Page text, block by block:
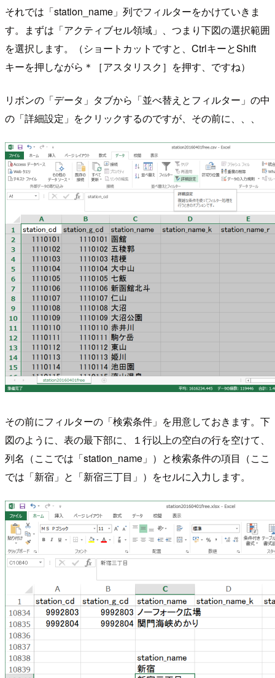
それでは「station_name」列でフィルターをかけていきま
す。まずは「アクティブセル領域」、つまり下図の選択範囲
を選択します。（ショートカットですと、CtrlキーとShift
キーを押しながら＊［アスタリスク］を押す、ですね）
リボンの「データ」タブから「並べ替えとフィルター」の中
の「詳細設定」をクリックするのですが、その前に、、、
その前にフィルターの「検索条件」を用意しておきます。下
図のように、表の最下部に、１行以上の空白の行を空けて、
列名（ここでは「station_name」）と検索条件の項目（ここ
では「新宿」と「新宿三丁目」）をセルに入力します。